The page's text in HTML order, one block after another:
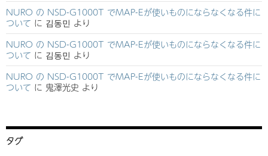
NURO の NSD-G1000T でMAP-Eが使いものにならなくなる件に
ついて に 김동민 より
NURO の NSD-G1000T でMAP-Eが使いものにならなくなる件に
ついて に 김동민 より
NURO の NSD-G1000T でMAP-Eが使いものにならなくなる件に
ついて に 鬼澤光史 より
タグ